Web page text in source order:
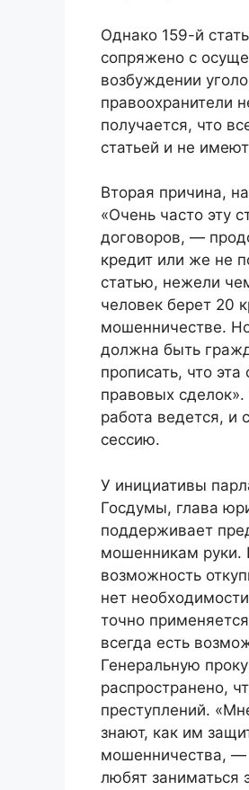
Однако 159-й
сопряжено с
возбуждении
правоохранители
получается, что
статьей и не
Вторая причина,
«Очень часто эту
договоров, —
кредит или же не
статью, нежели
человек берет 20
мошенничестве.
должна быть
прописать, что
правовых
работа ведется, и
сессию.
У инициативы
Госдумы, глава
поддерживает
мошенникам руки.
возможность
нет
точно
всегда есть
Генеральную
распространено,
преступлений.
знают, как им
мошенничества, —
любят заниматься